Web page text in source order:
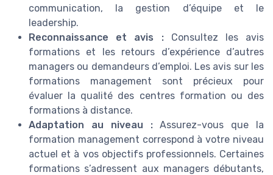
communication, la gestion d’équipe et le
leadership.
Reconnaissance et avis :Consultez les avis
formations et les retours d’expérience d’autres
managers ou demandeurs d’emploi. Les avis sur les
formations management sont précieux pour
évaluer la qualité des centres formation ou des
formations à distance.
Adaptation au niveau :Assurez-vous que la
formation management correspond à votre niveau
actuel et à vos objectifs professionnels. Certaines
formations s’adressent aux managers débutants,